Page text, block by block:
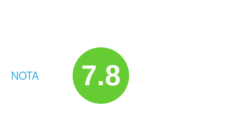
NOTA 7.8